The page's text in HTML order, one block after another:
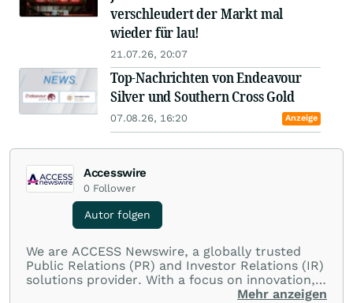
verschleudert der Markt mal
wieder für lau!
21.07.26, 20:07
Top-Nachrichten von Endeavour
Silver und Southern Cross Gold
07.08.26, 16:20 Anzeige
Accesswire
0 Follower
Autor folgen
We are ACCESS Newswire, a globally trusted
Public Relations (PR) and Investor Relations (IR)
solutions provider. With a focus on innovation,
customer service, and value-driven offerings,
Mehr anzeigen